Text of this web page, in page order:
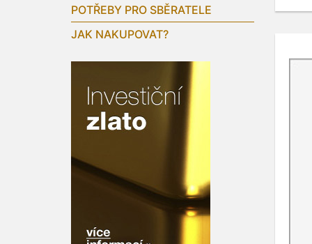
POTŘEBY PRO SBĚRATELE
JAK NAKUPOVAT?